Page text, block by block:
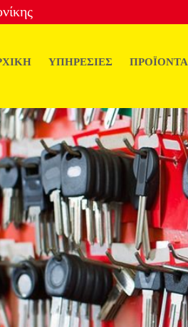
ΥΠΗΡΕΣΙΕΣ ΠΡΟΪΟΝΤΑ